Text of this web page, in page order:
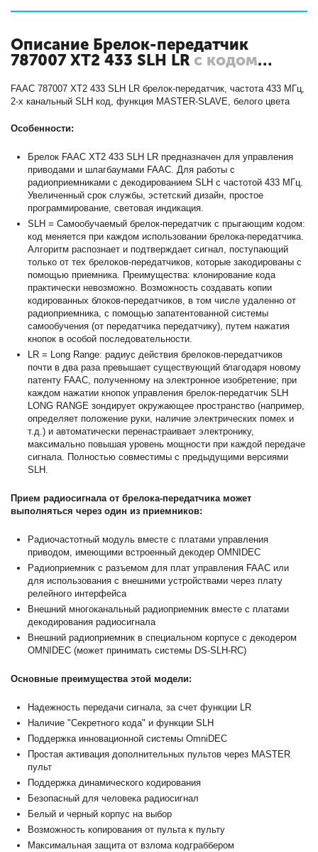
Описание Брелок-передатчик
787007 XT2 433 SLH LR с кодом
FAAC 787007 XT2 433 SLH LR брелок-передатчик, частота 433 МГц,
2-х канальный SLH код, функция MASTER-SLAVE, белого цвета
Особенности:
Брелок FAAC XT2 433 SLH LR предназначен для управления
приводами и шлагбаумами FAAC. Для работы с
радиоприемниками с декодированием SLH с частотой 433 МГц.
Увеличенный срок службы, эстетский дизайн, простое
программирование, световая индикация.
SLH = Самообучаемый брелок-передатчик с прыгающим кодом:
код меняется при каждом использовании брелока-передатчика.
Алгоритм распознает и подтверждает сигнал, поступающий
только от тех брелоков-передатчиков, которые закодированы с
помощью приемника. Преимущества: клонирование кода
практически невозможно. Возможность создавать копии
кодированных блоков-передатчиков, в том числе удаленно от
радиоприемника, с помощью запатентованной системы
самообучения (от передатчика передатчику), путем нажатия
кнопок в особой последовательности.
LR = Long Range: радиус действия брелоков-передатчиков
почти в два раза превышает существующий благодаря новому
патенту FAAC, полученному на электронное изобретение; при
каждом нажатии кнопок управления брелок-передатчик SLH
LONG RANGE зондирует окружающее пространство (например,
определяет положение руки, наличие электрических помех и
т.д.) и автоматически перенастраивает электронику,
максимально повышая уровень мощности при каждой передаче
сигнала. Полностью совместимы с предыдущими версиями
SLH.
Прием радиосигнала от брелока-передатчика может
выполняться через один из приемников:
Радиочастотный модуль вместе с платами управления
приводом, имеющими встроенный декодер OMNIDEC
Радиоприемник с разъемом для плат управления FAAC или
для использования с внешними устройствами через плату
релейного интерфейса
Внешний многоканальный радиоприемник вместе с платами
декодирования радиосигнала
Внешний радиоприемник в специальном корпусе с декодером
OMNIDEC (может принимать системы DS-SLH-RC)
Основные преимущества этой модели:
Надежность передачи сигнала, за счет функции LR
Наличие "Секретного кода" и функции SLH
Поддержка инновационной системы OmniDEC
Простая активация дополнительных пультов через MASTER
пульт
Поддержка динамического кодирования
Безопасный для человека радиосигнал
Белый и черный корпус на выбор
Возможность копирования от пульта к пульту
Максимальная защита от взлома кодграббером